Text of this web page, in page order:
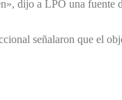
dijo a LPO una fuente
señalaron que el